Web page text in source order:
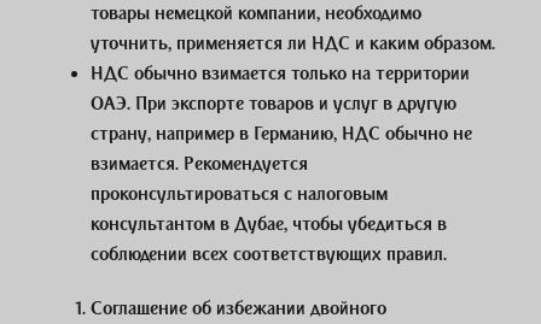
товары немецкой компании, необходимо
уточнить, применяется ли НДС и каким образом.
НДС обычно взимается только на территории
ОАЭ. При экспорте товаров и услуг в другую
страну, например в Германию, НДС обычно не
взимается. Рекомендуется
проконсультироваться с налоговым
консультантом в Дубае, чтобы убедиться в
соблюдении всех соответствующих правил.
Соглашение об избежании двойного